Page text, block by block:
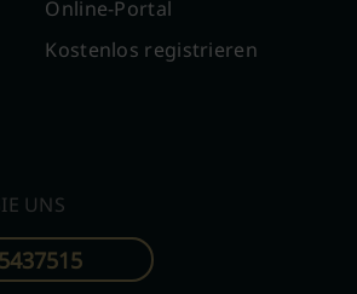
Online-Portal
Kostenlos registrieren
UNS